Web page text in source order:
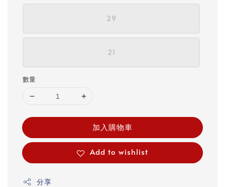
29
21
數量
加入購物車
Add to wishlist
分享